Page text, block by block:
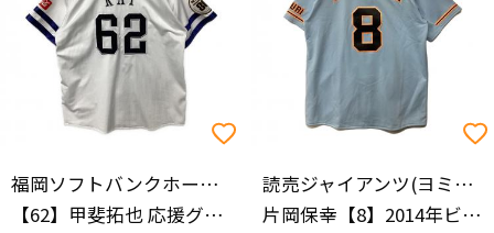
福岡ソフトバンクホークス(フクオカソフトバンクホークス)
【62】甲斐拓也 応援グッズ 80周年 SIZE L ホワイト
読売ジャイアンツ(ヨミウリジャイアンツ)
片岡保幸【8】2014年ビジターレプリカユニフォーム